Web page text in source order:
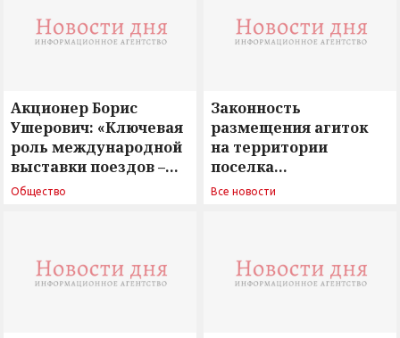
Акционер Борис
Ушерович: «Ключевая
роль международной
выставки поездов –
поиск ответов на
Общество
Законность
размещения агиток
на территории
поселка
Новосергиевка
Все новости